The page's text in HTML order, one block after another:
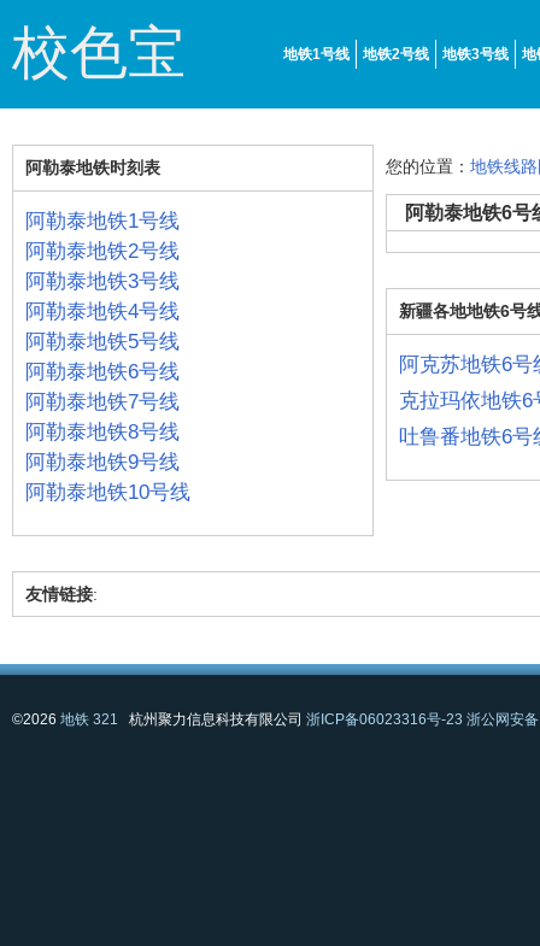
校色宝 地铁1号线 地铁2号线 地铁3号线 地
阿勒泰地铁时刻表
阿勒泰地铁1号线
阿勒泰地铁2号线
阿勒泰地铁3号线
阿勒泰地铁4号线
阿勒泰地铁5号线
阿勒泰地铁6号线
阿勒泰地铁7号线
阿勒泰地铁8号线
阿勒泰地铁9号线
阿勒泰地铁10号线
您的位置： 地铁线
阿勒泰地铁6号
新疆各地地铁6号
阿克苏地铁6号
克拉玛依地铁6
吐鲁番地铁6号
友情链接:
©2026 地铁 321 杭州聚力信息科技有限公司 浙ICP备06023316号-23 浙公网安